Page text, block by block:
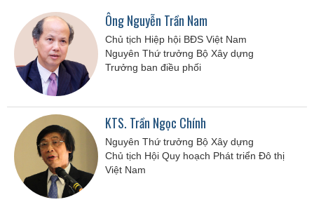
Ông Nguyễn Trần Nam
Chủ tịch Hiệp hội BĐS Việt Nam
Nguyên Thứ trưởng Bộ Xây dựng
Trưởng ban điều phối
KTS. Trần Ngọc Chính
Nguyên Thứ trưởng Bộ Xây dựng
Chủ tịch Hội Quy hoạch Phát triển Đô thị
Việt Nam